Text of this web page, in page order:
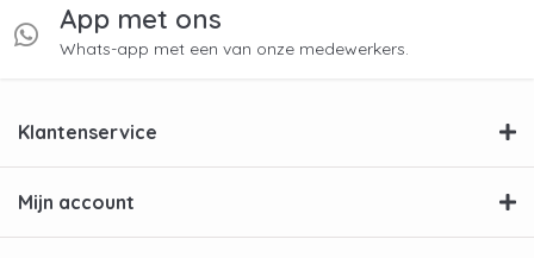
App met ons
Whats-app met een van onze medewerkers.
Klantenservice
Mijn account